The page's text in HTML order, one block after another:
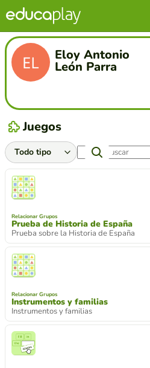
Eloy Antonio
León Parra
Juegos
Relacionar Grupos
Prueba de Historia de España
Prueba sobre la Historia de España
Relacionar Grupos
Instrumentos y familias
Instrumentos y familias